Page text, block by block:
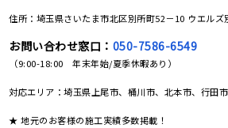
住所：埼玉県さいたま市北区別所町52－10 ウエルズ
お問い合わせ窓口： 050-7586-6549
（9:00-18:00 年末年始/夏季休暇あり）
対応エリア：埼玉県上尾市、桶川市、北本市、行田
★ 地元のお客様の施工実績多数掲載！